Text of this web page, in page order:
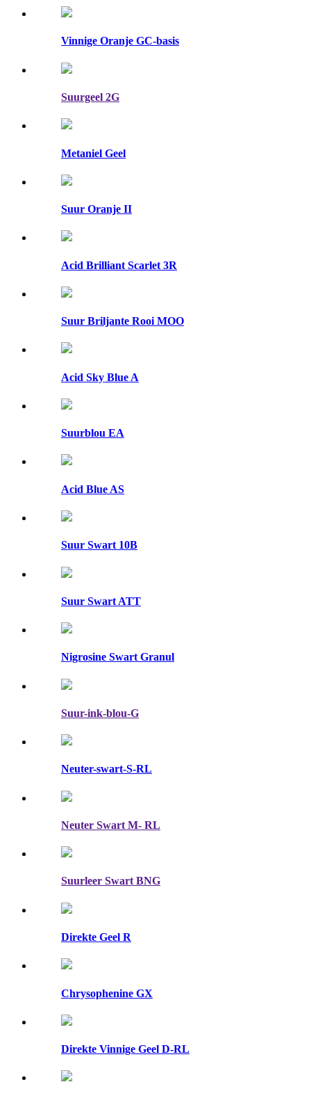
Vinnige Oranje GC-basis
Suurgeel 2G
Metaniel Geel
Suur Oranje II
Acid Brilliant Scarlet 3R
Suur Briljante Rooi MOO
Acid Sky Blue A
Suurblou EA
Acid Blue AS
Suur Swart 10B
Suur Swart ATT
Nigrosine Swart Granul
Suur-ink-blou-G
Neuter-swart-S-RL
Neuter Swart M- RL
Suurleer Swart BNG
Direkte Geel R
Chrysophenine GX
Direkte Vinnige Geel D-RL